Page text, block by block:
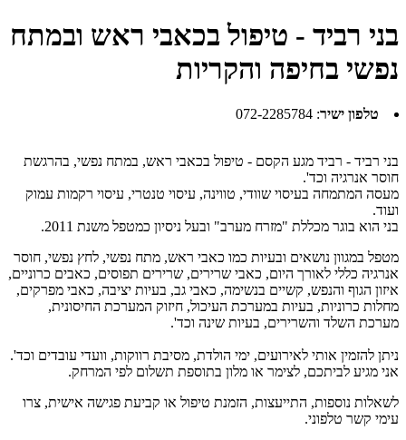
בני רביד - טיפול בכאבי ראש ובמתח
נפשי בחיפה והקריות
טלפון ישיר:
072-2285784
בני רביד - רביד מגע הקסם - טיפול בכאבי ראש, במתח נפשי, בהרגשת
חוסר אנרגיה וכד'.
מעסה המתמחה בעיסוי שוודי, טווינה, עיסוי טנטרי, עיסוי רקמות עמוק
ועוד.
בני הוא בוגר מכללת "מזרח מערב" ובעל ניסיון כמטפל משנת 2011.
מטפל במגוון נושאים ובעיות כמו כאבי ראש, מתח נפשי, לחץ נפשי, חוסר
אנרגיה כללי לאורך היום, כאבי שרירים, שרירים תפוסים, כאבים כרוניים,
איזון הגוף והנפש, קשיים בנשימה, כאבי גב, בעיות יציבה, כאבי מפרקים,
מחלות כרוניות, בעיות במערכת העיכול, חיזוק המערכת החיסונית,
מערכת השלד והשרירים, בעיות שינה וכד'.
ניתן להזמין אותי לאירועים, ימי הולדת, מסיבת רווקות, וועדי עובדים וכד'.
אני מגיע לביתכם, לצימר או מלון בתוספת תשלום לפי המרחק.
לשאלות נוספות, התייעצות, הזמנת טיפול או קביעת פגישה אישית, צרו
עימי קשר טלפוני.